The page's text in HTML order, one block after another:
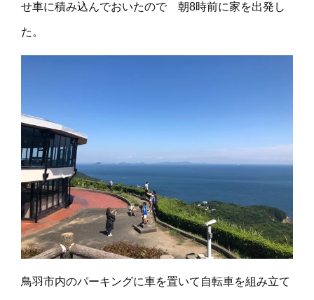
せ車に積み込んでおいたので 朝8時前に家を出発し
た。
鳥羽市内のパーキングに車を置いて自転車を組み立て